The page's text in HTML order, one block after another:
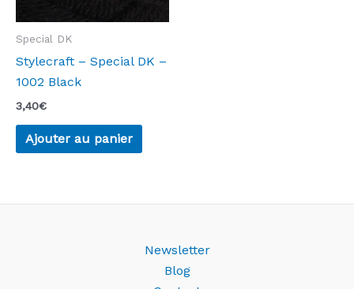
Special DK
Stylecraft – Special DK –
1002 Black
3,40€
Ajouter au panier
Newsletter
Blog